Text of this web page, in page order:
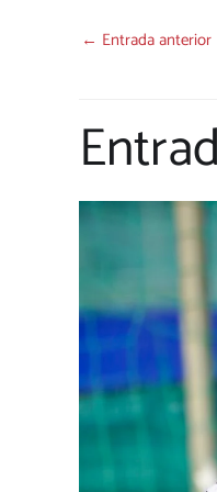
← Entrada anterior